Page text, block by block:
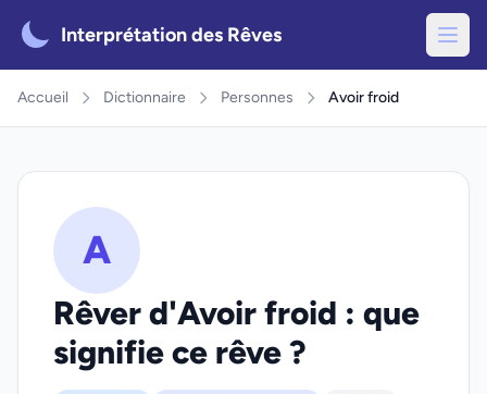
Interprétation des Rêves
Accueil Dictionnaire Personnes Avoir froid
A
Rêver d'Avoir froid : que
signifie ce rêve ?